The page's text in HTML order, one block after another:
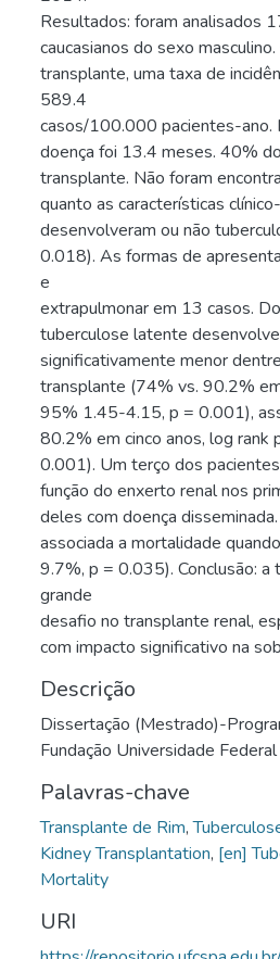
Resultados: foram analisados
caucasianos do sexo
transplante, uma taxa de
589.4
casos/100.000 pacientes-ano.
doença foi 13.4 meses. 40%
transplante. Não foram
quanto as características
desenvolveram ou não
0.018). As formas de
e
extrapulmonar em 13 casos.
tuberculose latente
significativamente menor
transplante (74% vs. 90.2%
95% 1.45-4.15, p = 0.001),
80.2% em cinco anos, log
0.001). Um terço dos
função do enxerto renal nos
deles com doença
associada a mortalidade
9.7%, p = 0.035). Conclusão:
grande
desafio no transplante renal,
com impacto significativo na
Descrição
Dissertação (Mestrado)-
Fundação Universidade
Palavras-chave
Transplante de Rim,
Kidney Transplantation, [en]
Mortality
URI